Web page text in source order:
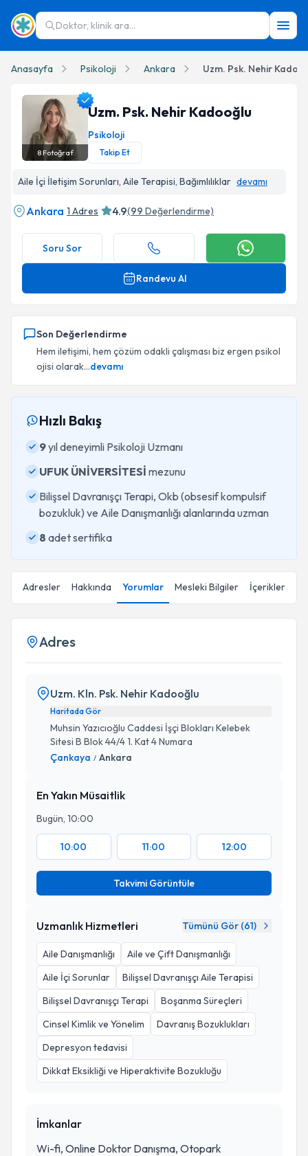
Doktor, klinik ara...
Anasayfa Psikoloji Ankara Uzm. Psk. Nehir
8Fotoğraf
Uzm. Psk. Nehir Kadooğlu
Psikoloji
Takip Et
Aile İçi İletişim Sorunları, Aile Terapisi, Bağımlılıklar devamı
Ankara 1 Adres 4.9(99 Değerlendirme)
Soru Sor
Randevu Al
Son Değerlendirme
Hem iletişimi, hem çözüm odakli çalışması biz ergen psikol
ojisi olarak...devamı
Hızlı Bakış
9yıl deneyimli Psikoloji Uzmanı
UFUK ÜNİVERSİTESİ mezunu
Bilişsel Davranışçı Terapi, Okb (obsesif kompulsif
bozukluk) ve Aile Danışmanlığı alanlarında uzman
8 adet sertifika
Adresler Hakkında Yorumlar Mesleki Bilgiler İçerikler
Adres
Uzm. Kln. Psk. Nehir Kadooğlu
Haritada Gör
Muhsin Yazıcıoğlu Caddesi İşçi Blokları Kelebek
Sitesi B Blok 44/4 1. Kat 4 Numara
Çankaya / Ankara
En Yakın Müsaitlik
Bugün, 10:00
10:00 11:00 12:00
Takvimi Görüntüle
Uzmanlık Hizmetleri Tümünü Gör (61)
Aile Danışmanlığı
Aile ve Çift Danışmanlığı
Aile İçi Sorunlar
Bilişsel Davranışçı Aile Terapisi
Bilişsel Davranışçı Terapi
Boşanma Süreçleri
Cinsel Kimlik ve Yönelim
Davranış Bozuklukları
Depresyon tedavisi
Dikkat Eksikliği ve Hiperaktivite Bozukluğu
İmkanlar
Wi-fi, Online Doktor Danışma, Otopark